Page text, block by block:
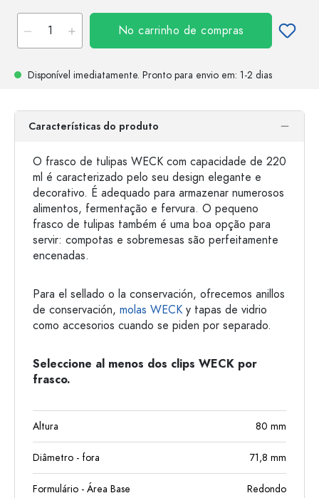
No carrinho de compras
Disponível imediatamente. Pronto para envio em: 1-2 dias
Características do produto
O frasco de tulipas WECK com capacidade de 220
ml é caracterizado pelo seu design elegante e
decorativo. É adequado para armazenar numerosos
alimentos, fermentação e fervura. O pequeno
frasco de tulipas também é uma boa opção para
servir: compotas e sobremesas são perfeitamente
encenadas.
Para el sellado o la conservación, ofrecemos anillos
de conservación, molas WECK y tapas de vidrio
como accesorios cuando se piden por separado.
Seleccione al menos dos clips WECK por
frasco.
Altura 80 mm
Diâmetro - fora 71,8 mm
Formulário - Área Base Redondo